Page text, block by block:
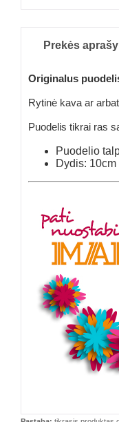
Prekės
Originalus
Rytinė kava ar
Puodelis tikrai ras
Puodelio
Dydis: 10cm